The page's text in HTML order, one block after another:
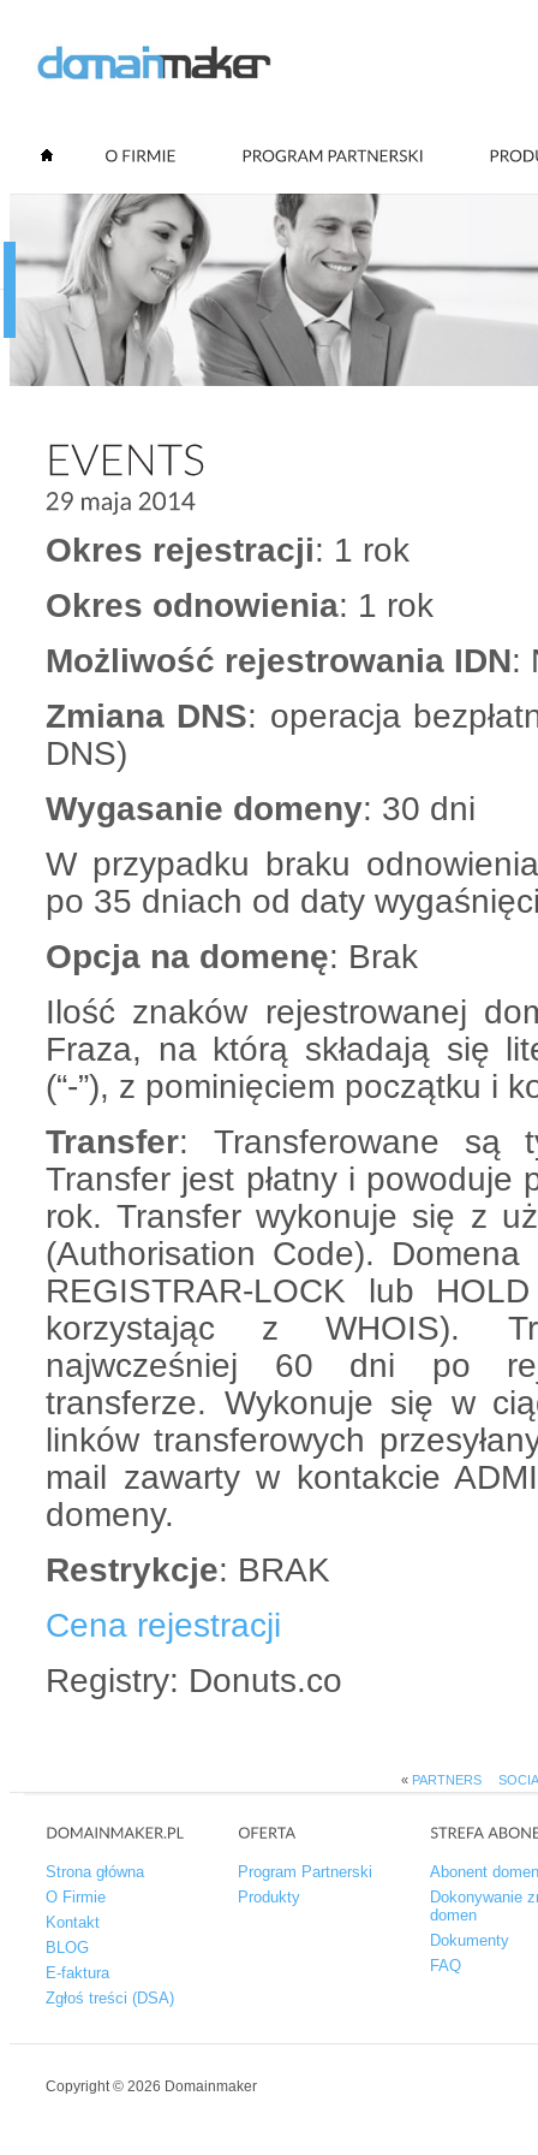
Okres rejestracji: 1 rok
Okres odnowienia: 1 rok
Możliwość rejestrowania IDN:
Zmiana DNS: operacja
DNS)
Wygasanie domeny: 30 dni
W przypadku braku
po 35 dniach od daty
Opcja na domenę: Brak
Ilość znaków rejestrowanej
Fraza, na którą składają się
(“-”), z pominięciem początku i
Transfer: Transferowane są
Transfer jest płatny i powoduje
rok. Transfer wykonuje się z
(Authorisation Code).
REGISTRAR-LOCK lub
korzystając z WHOIS).
najwcześniej 60 dni po
transferze. Wykonuje się w
linków transferowych
mail zawarty w kontakcie
domeny.
Restrykcje: BRAK
Cena rejestracji
Registry: Donuts.co
« PARTNERS
Strona główna
O Firmie
Kontakt
BLOG
E-faktura
Zgłoś treści (DSA)
Program Partnerski
Produkty
Abonent
Dokonywanie
domen
Dokumenty
FAQ
Copyright © 2026 Domainmaker